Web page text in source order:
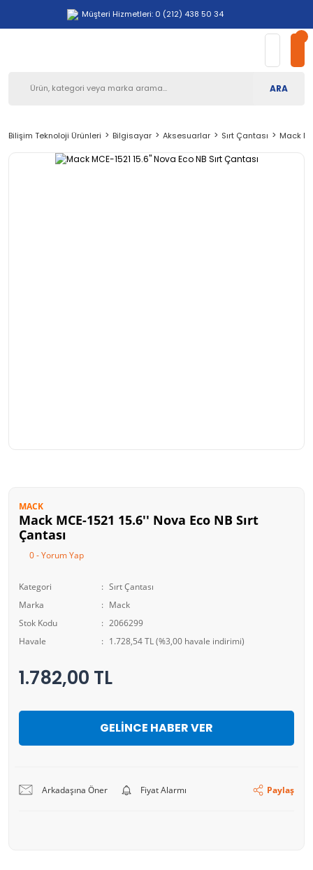
Müşteri Hizmetleri: 0 (212) 438 50 34
ARA
Bilişim Teknoloji Ürünleri Bilgisayar Aksesuarlar Sırt Çantası Mack
MACK
Mack MCE-1521 15.6'' Nova Eco NB Sırt
Çantası
0 - Yorum Yap
Kategori
Sırt Çantası
Marka
Mack
Stok Kodu
2066299
Havale
1.728,54 TL (%3,00 havale indirimi)
1.782,00 TL
GELİNCE HABER VER
Arkadaşına Öner Fiyat Alarmı Paylaş